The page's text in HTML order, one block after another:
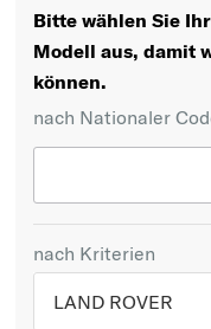
Bitte wählen Sie Ihr
Modell aus, damit
können.
nach Nationaler
nach Kriterien
LAND ROVER